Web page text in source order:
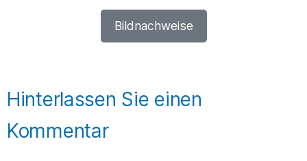
Bildnachweise
Hinterlassen Sie einen
Kommentar